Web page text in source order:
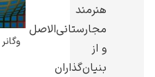
ونسان ون گوگ
هنرمند
مجارستانی‌الاصل
و از
بنیان‌گذاران